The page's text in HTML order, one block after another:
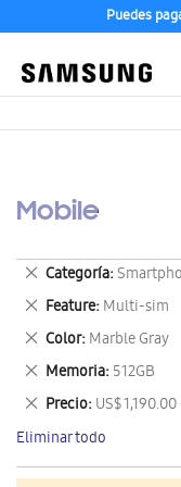
Puedes
Mobile
Categoría
Eliminar
este
artículo
Feature Multi-sim
Eliminar
este
artículo
Color Marble Gray
Eliminar
este
artículo
Memoria 512GB
Eliminar
este
artículo
Precio US$
Eliminar
este
artículo
Eliminar todo